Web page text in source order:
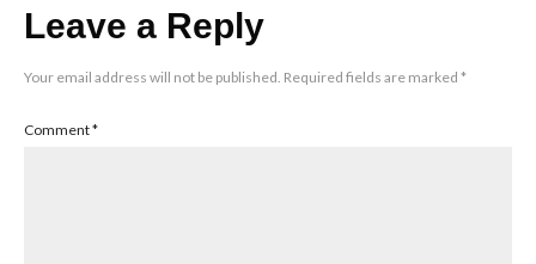
Leave a Reply
Your email address will not be published. Required fields are marked *
Comment*